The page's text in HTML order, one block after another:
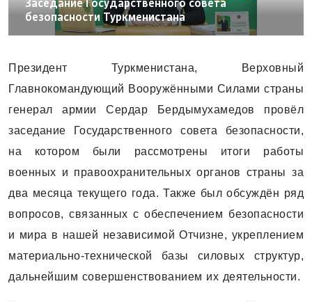
Заседание Государственного совета
безопасности Туркменистана
Президент Туркменистана, Верховный
Главнокомандующий Вооружёнными Силами страны
генерал армии Сердар Бердымухамедов провёл
заседание Государственного совета безопасности,
на котором были рассмотрены итоги работы
военных и правоохранительных органов страны за
два месяца текущего года. Также был обсуждён ряд
вопросов, связанных с обеспечением безопасности
и мира в нашей ­независимой Отчизне, укреплением
материально-технической базы силовых структур,
дальнейшим совершенствованием их деятельности.